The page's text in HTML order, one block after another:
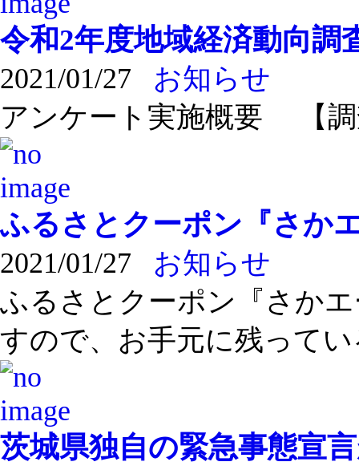
令和2年度地域経済動向
2021/01/27
お知らせ
アンケート実施概要 【調
ふるさとクーポン『さか
2021/01/27
お知らせ
ふるさとクーポン『さか
すので、お手元に残ってい
茨城県独自の緊急事態宣